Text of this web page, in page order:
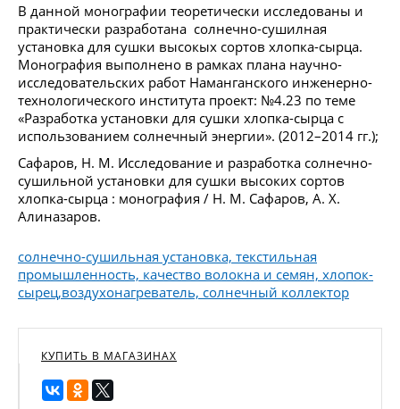
В данной монографии теоретически исследованы и
практически разработана солнечно-сушилная
установка для сушки высокых сортов хлопка-сырца.
Монография выполнено в рамках плана научно-
исследовательских работ Наманганского инженерно-
технологического института проект: №4.23 по теме
«Разработка установки для сушки хлопка-сырца с
использованием солнечный энергии». (2012–2014 гг.);
Сафаров, Н. М. Исследование и разработка солнечно-
сушильной установки для сушки высоких сортов
хлопка-сырца : монография / Н. М. Сафаров, А. Х.
Алиназаров.
солнечно-сушильная установка, текстильная
промышленность, качество волокна и семян, хлопок-
сырец,воздухонагреватель, солнечный коллектор
КУПИТЬ В МАГАЗИНАХ